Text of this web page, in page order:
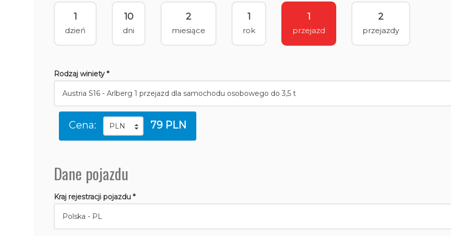
1
dzień
10
dni
2
miesiące
1
rok
1
przejazd
2
przejazdy
Rodzaj winiety *
Cena: 79 PLN
Dane pojazdu
Kraj rejestracji pojazdu *